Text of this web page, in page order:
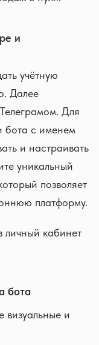
и
учётную
Далее
Для
бота с именем
и настраивать
уникальный
позволяет
платформу.
личный кабинет
бота
визуальные и